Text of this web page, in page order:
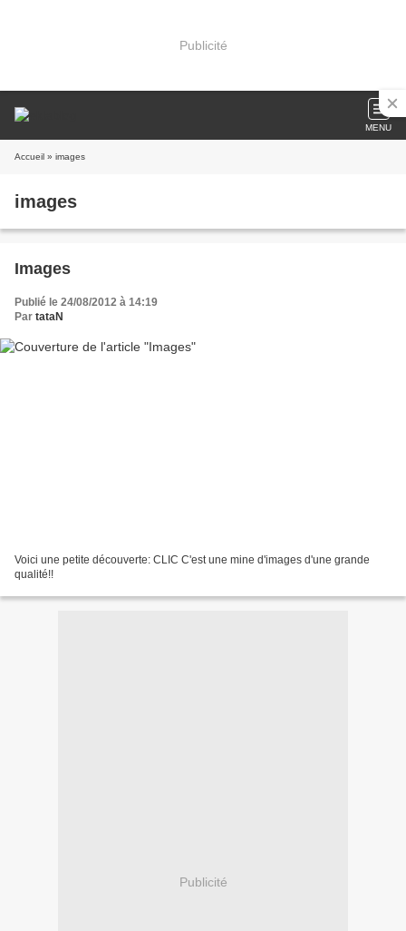
Publicité
MENU
Accueil » images
images
Images
Publié le 24/08/2012 à 14:19
Par tataN
Voici une petite découverte: CLIC C'est une mine d'images d'une grande
qualité!!
Publicité